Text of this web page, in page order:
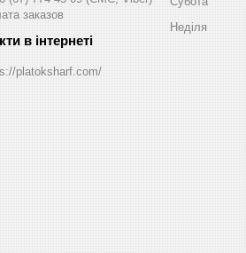
заказов
platoksharf.com/
Неділя